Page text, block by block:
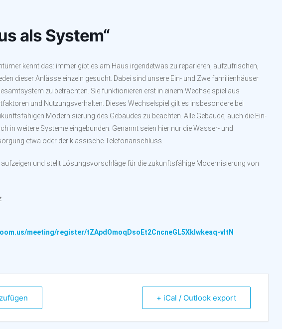
als System“
kennt das: immer gibt es am Haus irgendetwas zu reparieren, aufzufrischen,
dieser Anlässe einzeln gesucht. Dabei sind unsere Ein- und Zweifamilienhäuser
zu betrachten. Sie funktionieren erst in einem Wechselspiel aus
und Nutzungsverhalten. Dieses Wechselspiel gilt es insbesondere bei
Modernisierung des Gebäudes zu beachten. Alle Gebäude, auch die Ein-
in weitere Systeme eingebunden. Genannt seien hier nur die Wasser- und
etwa oder der klassische Telefonanschluss.
und stellt Lösungsvorschläge für die zukunftsfähige Modernisierung von
meeting/register/tZApdOmoqDsoEt2CncneGL5XkIwkeaq-vItN
+ iCal / Outlook export